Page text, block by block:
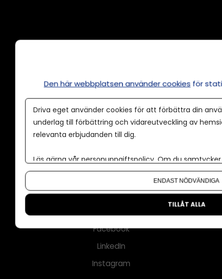
Våra användarvillkor
Policy för AI
Annonspolicy
Tillgänglighet
Kontakt
Nyhetsbrev
Facebook
LinkedIn
Instagram
Den här webbplatsen använder cookies för
Driva eget använder cookies för att förbättra din
underlag till förbättring och vidareutveckling av
relevanta erbjudanden till dig.
Läs gärna vår personuppgiftspolicy. Om du
Om du vill ändra ditt val i efterhand hittar du den
ENDAST NÖDVÄNDIGA
TILLÅT ALLA